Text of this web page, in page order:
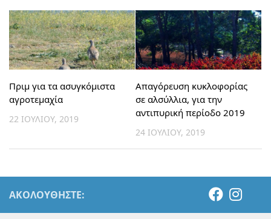
Πριμ για τα ασυγκόμιστα
αγροτεμαχία
22 ΙΟΥΛΊΟΥ, 2019
Απαγόρευση κυκλοφορίας
σε αλσύλλια, για την
αντιπυρική περίοδο 2019
24 ΙΟΥΛΊΟΥ, 2019
ΑΚΟΛΟΥΘΉΣΤΕ: